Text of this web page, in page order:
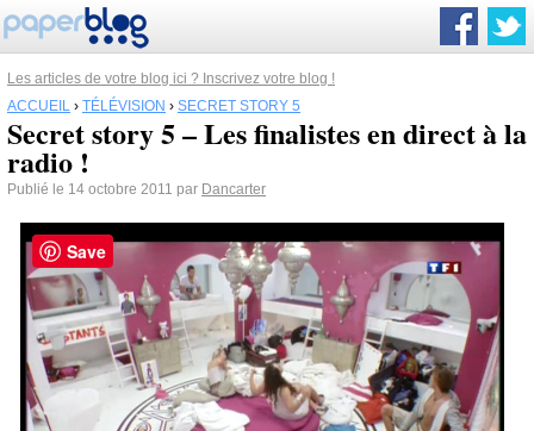
Les articles de votre blog ici ? Inscrivez votre blog !
ACCUEIL › TÉLÉVISION › SECRET STORY 5
Secret story 5 – Les finalistes en direct à la
radio !
Publié le 14 octobre 2011 par Dancarter
Save